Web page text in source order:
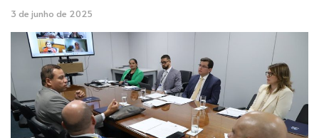
3 de junho de 2025